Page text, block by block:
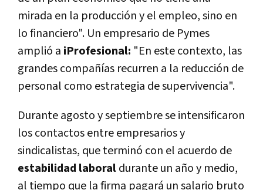
mirada en la producción y el empleo, sino en
lo financiero". Un empresario de Pymes
amplió a iProfesional: "En este contexto, las
grandes compañías recurren a la reducción de
personal como estrategia de supervivencia".
Durante agosto y septiembre se intensificaron
los contactos entre empresarios y
sindicalistas, que terminó con el acuerdo de
estabilidad laboraldurante un año y medio,
al tiempo que la firma pagará un salario bruto